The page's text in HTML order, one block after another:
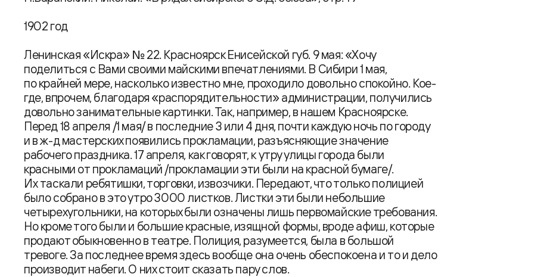
1902 год
Ленинская «Искра» № 22. Красноярск Енисейской губ. 9 мая: «Хочу
поделиться с Вами своими майскими впечатлениями. В Сибири 1 мая,
по крайней мере, насколько известно мне, проходило довольно спокойно. Кое-
где, впрочем, благодаря «распорядительности» администрации, получились
довольно занимательные картинки. Так, например, в нашем Красноярске.
Перед 18 апреля /1 мая/ в последние 3 или 4 дня, почти каждую ночь по городу
и в ж-д мастерских появились прокламации, разъясняющие значение
рабочего праздника. 17 апреля, как говорят, к утру улицы города были
красными от прокламаций /прокламации эти были на красной бумаге/.
Их таскали ребятишки, торговки, извозчики. Передают, что только полицией
было собрано в это утро 3000 листков. Листки эти были небольшие
четырехугольники, на которых были означены лишь первомайские требования.
Но кроме того были и большие красные, изящной формы, вроде афиш, которые
продают обыкновенно в театре. Полиция, разумеется, была в большой
тревоге. За последнее время здесь вообще она очень обеспокоена и то и дело
производит набеги. О них стоит сказать пару слов.